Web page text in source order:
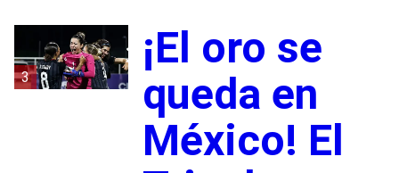
3
¡El oro se
queda en
México! El